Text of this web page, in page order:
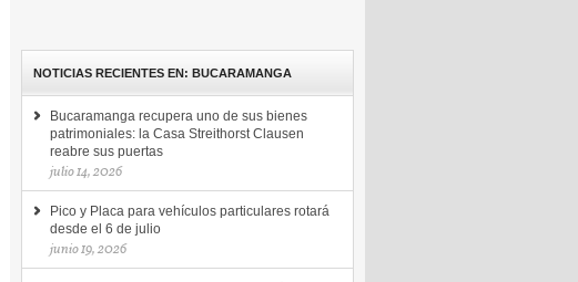
NOTICIAS RECIENTES EN: BUCARAMANGA
Bucaramanga recupera uno de sus bienes
patrimoniales: la Casa Streithorst Clausen
reabre sus puertas
julio 14, 2026
Pico y Placa para vehículos particulares rotará
desde el 6 de julio
junio 19, 2026